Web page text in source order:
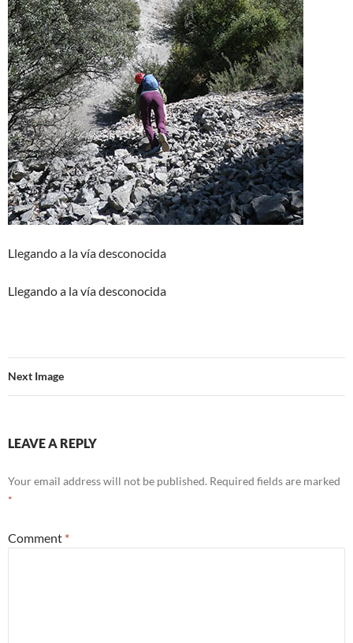
Llegando a la vía desconocida
Llegando a la vía desconocida
Next Image
LEAVE A REPLY
Your email address will not be published. Required fields are marked
*
Comment *